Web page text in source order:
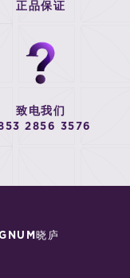
正品保证
致电我们
2856 3576
晓庐